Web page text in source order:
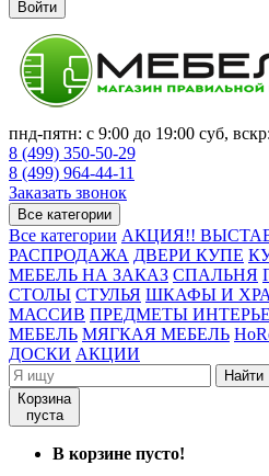
Войти
пнд-пятн: с 9:00 до 19:00 суб,
8 (499) 350-50-29
8 (499) 964-44-11
Заказать звонок
Все категории
Все категории АКЦИЯ!!
РАСПРОДАЖА ДВЕРИ КУПЕ
МЕБЕЛЬ НА ЗАКАЗ СПАЛЬНЯ
СТОЛЫ СТУЛЬЯ ШКАФЫ И
МАССИВ ПРЕДМЕТЫ
МЕБЕЛЬ МЯГКАЯ МЕБЕЛЬ
ДОСКИ АКЦИИ
Найти
Корзина
пуста
В корзине пусто!